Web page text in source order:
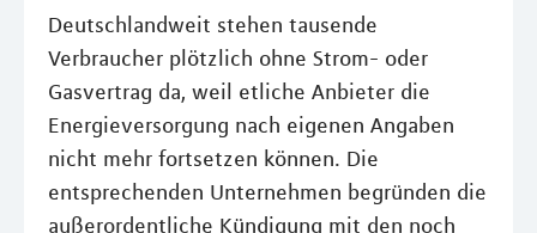
Deutschlandweit stehen tausende
Verbraucher plötzlich ohne Strom- oder
Gasvertrag da, weil etliche Anbieter die
Energieversorgung nach eigenen Angaben
nicht mehr fortsetzen können. Die
entsprechenden Unternehmen begründen die
außerordentliche Kündigung mit den noch